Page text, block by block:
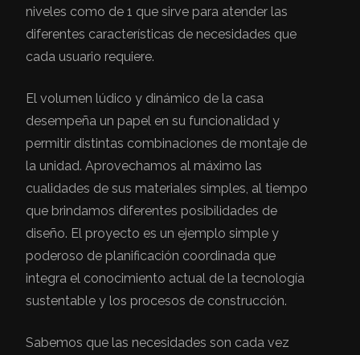
niveles como de 1 que sirve para atender las
diferentes características de necesidades que
cada usuario requiere.
El volumen lúdico y dinámico de la casa
desempeña un papel en su funcionalidad y
permitir distintas combinaciones de montaje de
la unidad. Aprovechamos al máximo las
cualidades de sus materiales simples, al tiempo
que brindamos diferentes posibilidades de
diseño. El proyecto es un ejemplo simple y
poderoso de planificación coordinada que
integra el conocimiento actual de la tecnología
sustentable y los procesos de construcción.
Sabemos que las necesidades son cada vez